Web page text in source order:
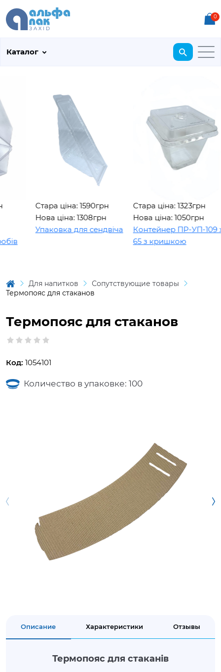
0
Каталог
Стара ціна: 1590грн
Нова ціна: 1308грн
Упаковка для сендвіча
Стара ціна: 1323грн
Нова ціна: 1050грн
Контейнер ПР-УП-109 х
65 з кришкою
Для напитков
Сопутствующие товары
Термопояс для стаканов
Термопояс для стаканов
Код: 1054101
Количество в упаковке: 100
Описание Характеристики Отзывы
Термопояс для стаканів